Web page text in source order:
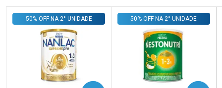
50% OFF NA 2° UNIDADE 50% OFF NA 2° UNIDADE